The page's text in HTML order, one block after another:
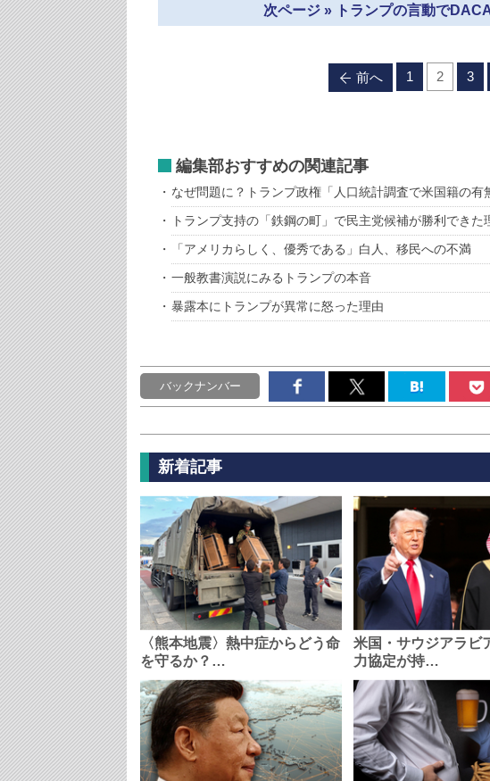
次ページ » トランプの言動で
前へ 1 2 3
編集部おすすめの関連記事
なぜ問題に？トランプ政権「人口統計調査で米国籍の有
トランプ支持の「鉄鋼の町」で民主党候補が勝利できた
「アメリカらしく、優秀である」白人、移民への不満
一般教書演説にみるトランプの本音
暴露本にトランプが異常に怒った理由
バックナンバー
新着記事
〈熊本地震〉熱中症からどう命
を守るか？…
米国・サウジアラビ
力協定が持…